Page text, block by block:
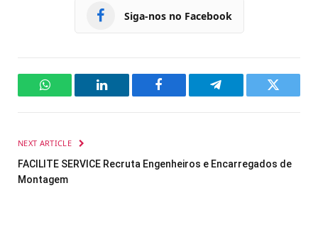
Siga-nos no Facebook
WhatsAppLinkedIn Facebook Telegram Twitter
NEXT ARTICLE
FACILITE SERVICE Recruta Engenheiros e Encarregados de
Montagem